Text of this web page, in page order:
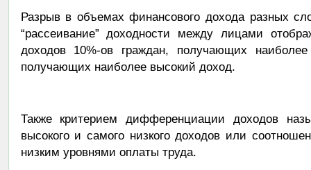
Разрыв в объемах финансового дохода разных
“рассеивание” доходности между лицами
доходов 10%-ов граждан, получающих
получающих наиболее высокий доход.
Также критерием дифференциации доходов
высокого и самого низкого доходов или
низким уровнями оплаты труда.